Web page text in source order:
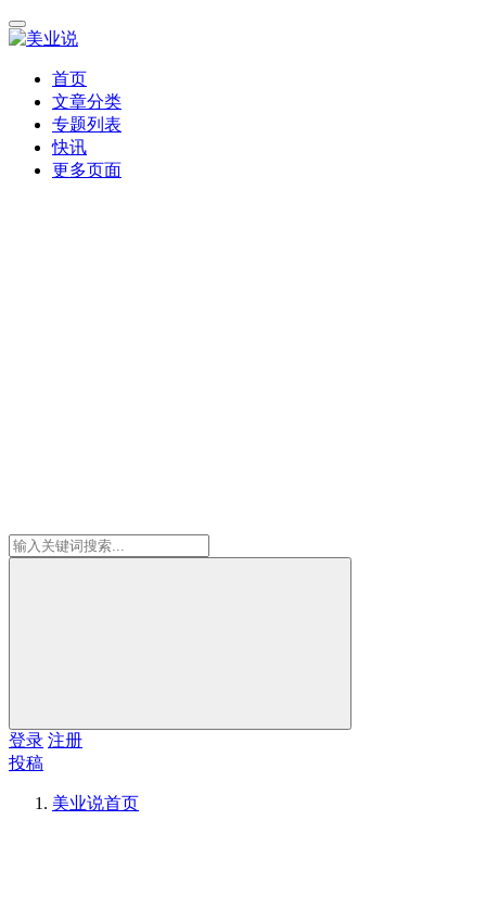
首页
文章分类
专题列表
快讯
更多页面
登录 注册
投稿
美业说首页